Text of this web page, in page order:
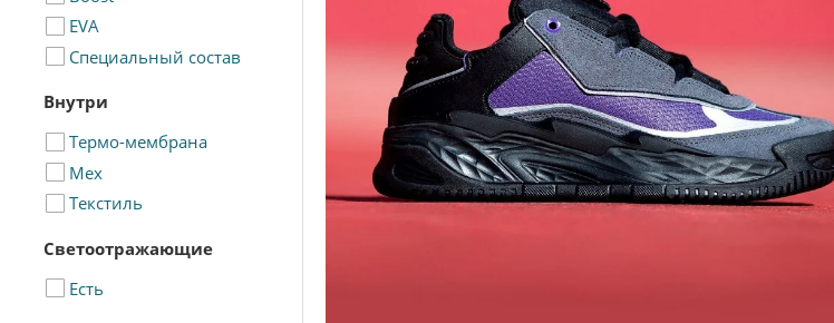
Красные
Персиковые
Розовые
Серые
Синие
Фиолетовые
EVA
Специальный состав
Внутри
Термо-мембрана
Мех
Текстиль
Светоотражающие
Есть